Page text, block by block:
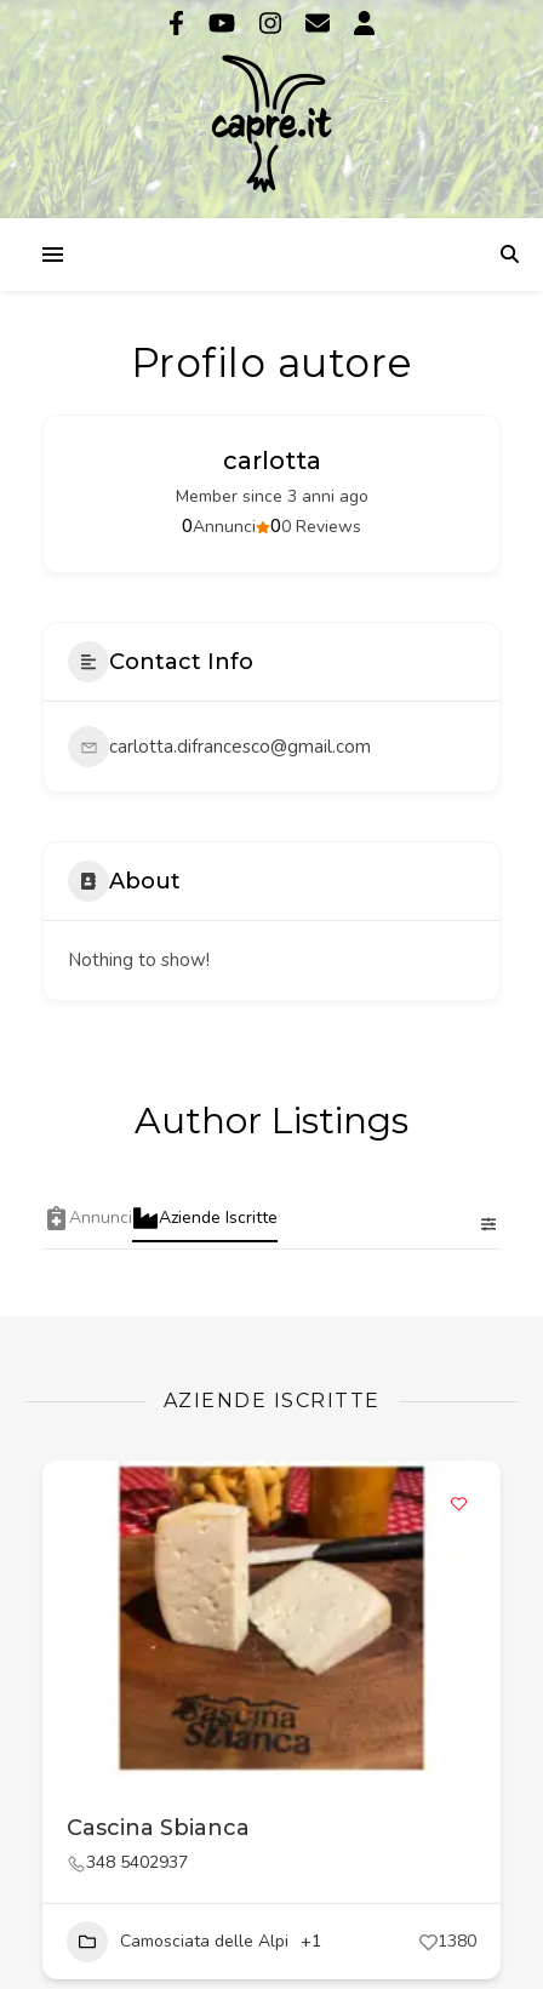
Profilo autore
carlotta
Member since 3 anni ago
00 Reviews
0Annunci
Contact Info
carlotta.difrancesco@gmail.com
About
Nothing to show!
Author Listings
Annunci Aziende Iscritte
AZIENDE ISCRITTE
Cascina Sbianca
348 5402937
Camosciata delle Alpi +1 1380